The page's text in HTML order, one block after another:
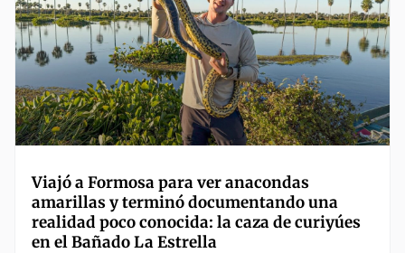
Viajó a Formosa para ver anacondas
amarillas y terminó documentando una
realidad poco conocida: la caza de curiyúes
en el Bañado La Estrella